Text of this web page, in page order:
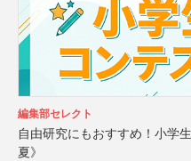
編集部セレクト
自由研究にもおすすめ！小学
夏》